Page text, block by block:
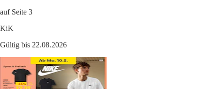
auf Seite 3
KiK
Gültig bis 22.08.2026